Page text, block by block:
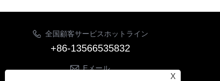
全国顧客サービスホットライン
+86-13566535832
Eメール
X